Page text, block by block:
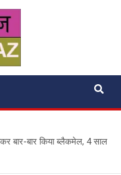
बार-बार किया ब्लैकमेल, 4 साल